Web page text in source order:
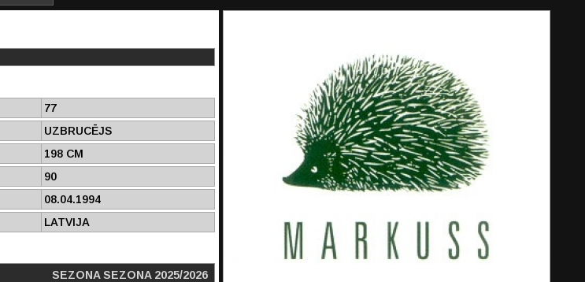
77
UZBRUCĒJS
198 CM
90
08.04.1994
LATVIJA
SEZONA SEZONA 2025/2026